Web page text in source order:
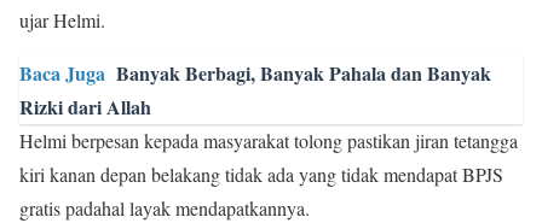
ujar Helmi.
Baca Juga Banyak Berbagi, Banyak Pahala dan Banyak
Rizki dari Allah
Helmi berpesan kepada masyarakat tolong pastikan jiran tetangga
kiri kanan depan belakang tidak ada yang tidak mendapat BPJS
gratis padahal layak mendapatkannya.